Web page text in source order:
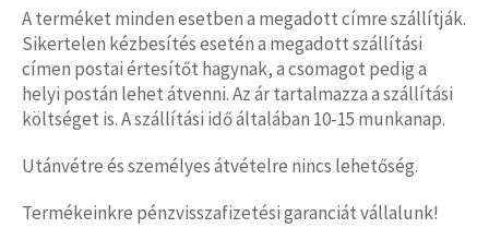
A terméket minden esetben a megadott címre szállítják.
Sikertelen kézbesítés esetén a megadott szállítási
címen postai értesítőt hagynak, a csomagot pedig a
helyi postán lehet átvenni. Az ár tartalmazza a szállítási
költséget is. A szállítási idő általában 10-15 munkanap.
Utánvétre és személyes átvételre nincs lehetőség.
Termékeinkre pénzvisszafizetési garanciát vállalunk!